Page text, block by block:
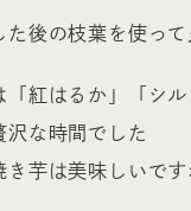
後の枝葉を使って
紅はるか」「シ
沢な時間でした
芋は美味しいです